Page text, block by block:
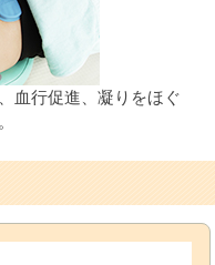
血行促進、凝りをほぐ